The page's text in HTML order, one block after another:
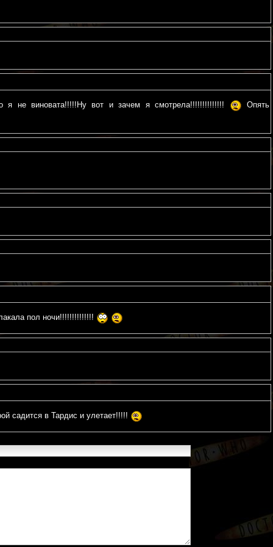
я не виновата!!!!!Ну вот и зачем я смотрела!!!!!!!!!!!!!! Опять
пол ночи!!!!!!!!!!!!!!
садится в Тардис и улетает!!!!!